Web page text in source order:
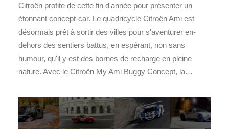
Citroën profite de cette fin d'année pour présenter un
étonnant concept-car. Le quadricycle Citroën Ami est
désormais prêt à sortir des villes pour s'aventurer en-
dehors des sentiers battus, en espérant, non sans
humour, qu'il y est des bornes de recharge en pleine
nature. Avec le Citroën My Ami Buggy Concept, la…